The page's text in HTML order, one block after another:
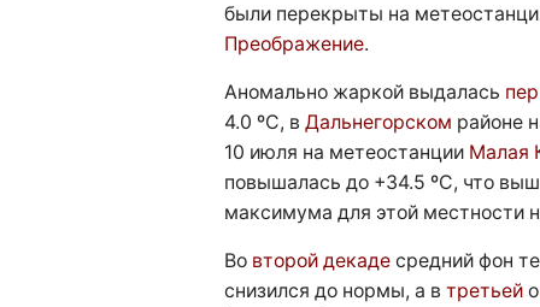
были перекрыты на
Преображение.
Аномально жаркой выдалась
4.0 ºC, в Дальнегорском районе
10 июля на метеостанции Малая
повышалась до +34.5 ºC, что
максимума для этой местности
Во второй декадесредний фон
снизился до нормы, а в третьей